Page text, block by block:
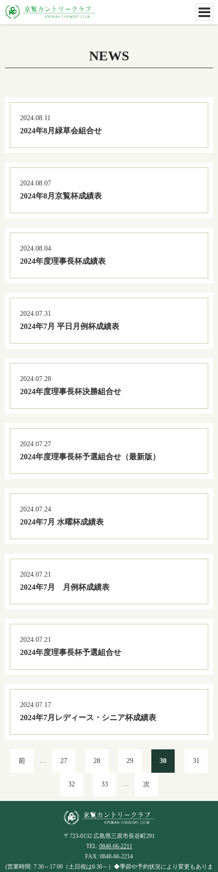
NEWS
2024.08.11
2024年8月緑草会組合せ
2024.08.07
2024年8月京覧杯成績表
2024.08.04
2024年度理事長杯成績表
2024.07.31
2024年7月 平日月例杯成績表
2024.07.28
2024年度理事長杯決勝組合せ
2024.07.27
2024年度理事長杯予選組合せ（最新版）
2024.07.24
2024年7月 水曜杯成績表
2024.07.21
2024年7月 月例杯成績表
2024.07.21
2024年度理事長杯予選組合せ
2024.07.17
2024年7月レディース・シニア杯成績表
前 … 27 28 29 30 31
32 33 … 次
〒723-0132 広島県三原市長谷町291
TEL: 0848-66-2211
FAX: 0848-66-2214
(営業時間: 7:30～17:00（土日祝は6:30～）◆季節や予約状況により変更もありま